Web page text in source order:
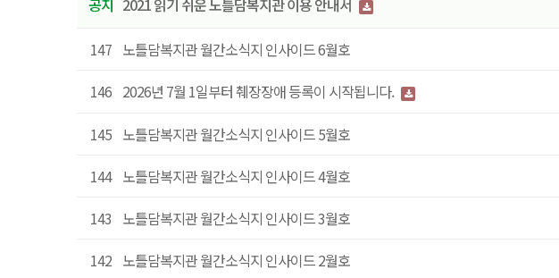
공지 2021 읽기 쉬운 노틀담복지관 이용 안내서
147 노틀담복지관 월간소식지 인사이드 6월호
146 2026년 7월 1일부터 췌장장애 등록이 시작됩니다.
145 노틀담복지관 월간소식지 인사이드 5월호
144 노틀담복지관 월간소식지 인사이드 4월호
143 노틀담복지관 월간소식지 인사이드 3월호
142 노틀담복지관 월간소식지 인사이드 2월호